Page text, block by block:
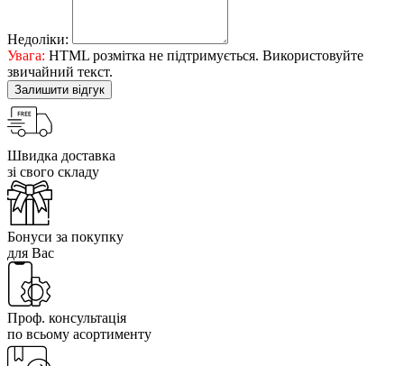
Недоліки:
Увага: HTML розмітка не підтримується. Використовуйте
звичайний текст.
Залишити відгук
Швидка доставка
зі свого складу
Бонуси за покупку
для Вас
Проф. консультація
по всьому асортименту